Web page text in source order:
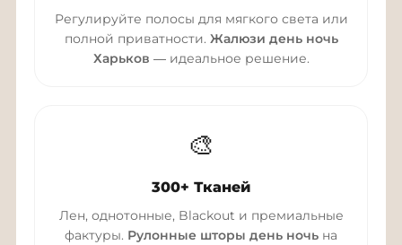
Регулируйте полосы для мягкого света или
полной приватности. Жалюзи день ночь
Харьков — идеальное решение.
🎨
300+ Тканей
Лен, однотонные, Blackout и премиальные
фактуры. Рулонные шторы день ночь на